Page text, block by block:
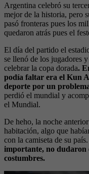
Argentina celebró su
mejor de la historia, pero
pasó fronteras pues los
quedaron atrás pues el
El día del partido el
se llenó de los jugadores
celebrar la copa dorada.
podía faltar era el Kun
deporte por un
perdió el mundial y
el Mundial.
De heho, la noche
habitación, algo que
con la camiseta de su país.
importante, no dudaron
costumbres.